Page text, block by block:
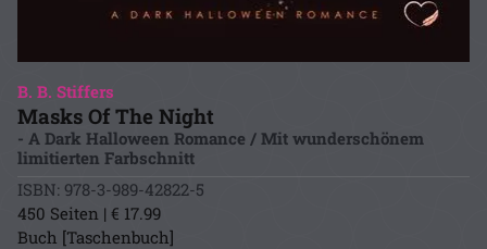
B. B. Stiffers
Masks Of The Night
- A Dark Halloween Romance / Mit wunderschönem
limitierten Farbschnitt
ISBN: 978-3-989-42822-5
450 Seiten | € 17.99
Buch [Taschenbuch]